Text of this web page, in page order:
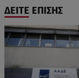
ΔΕΙΤΕ ΕΠΙΣΗΣ